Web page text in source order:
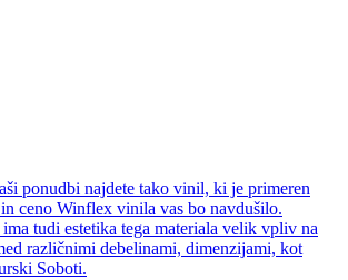
ponudbi najdete tako vinil, ki je primeren
ceno Winflex vinila vas bo navdušilo.
tudi estetika tega materiala velik vpliv na
različnimi debelinami, dimenzijami, kot
Soboti.